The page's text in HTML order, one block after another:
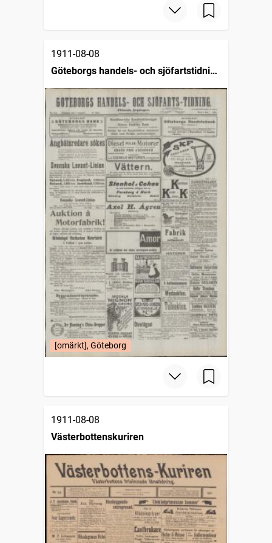
1911-08-08
Göteborgs handels- och sjöfartstidning
(1832)
[omärkt], Göteborg
1911-08-08
Västerbottenskuriren